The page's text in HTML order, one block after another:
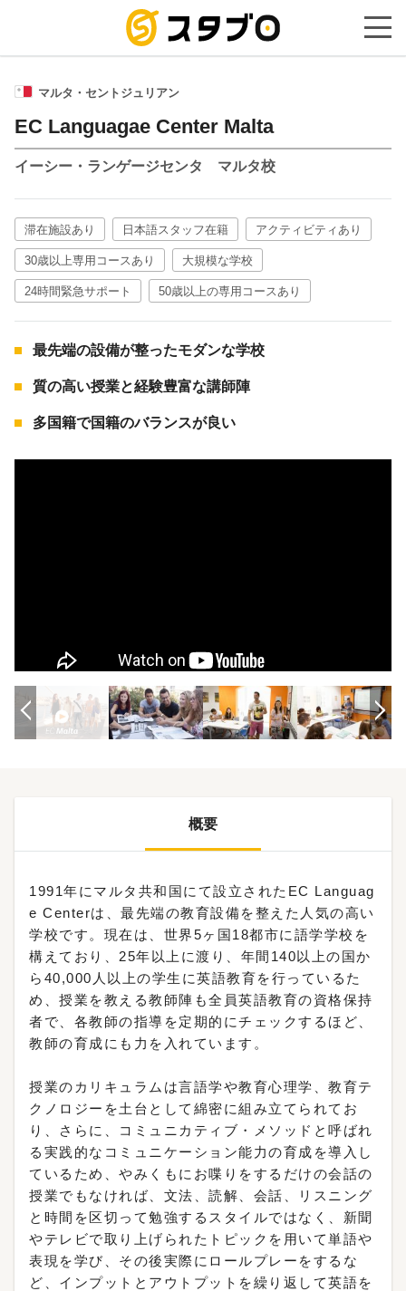
手続き
マルタ・セントジュリアン
EC Languagae Center Malta
イーシー・ランゲージセンタ マルタ校
滞在施設あり 日本語スタッフ在籍 アクティビティあり
30歳以上専用コースあり 大規模な学校
24時間緊急サポート 50歳以上の専用コースあり
最先端の設備が整ったモダンな学校
質の高い授業と経験豊富な講師陣
多国籍で国籍のバランスが良い
概要
1991年にマルタ共和国にて設立されたEC Languag
e Centerは、最先端の教育設備を整えた人気の高い
学校です。現在は、世界5ヶ国18都市に語学学校を
構えており、25年以上に渡り、年間140以上の国か
ら40,000人以上の学生に英語教育を行っているた
め、授業を教える教師陣も全員英語教育の資格保持
者で、各教師の指導を定期的にチェックするほど、
教師の育成にも力を入れています。
授業のカリキュラムは言語学や教育心理学、教育テ
クノロジーを土台として綿密に組み立てられてお
り、さらに、コミュニカティブ・メソッドと呼ばれ
る実践的なコミュニケーション能力の育成を導入し
ているため、やみくもにお喋りをするだけの会話の
授業でもなければ、文法、読解、会話、リスニング
と時間を区切って勉強するスタイルではなく、新聞
やテレビで取り上げられたトピックを用いて単語や
表現を学び、その後実際にロールプレーをするな
ど、インプットとアウトプットを繰り返して英語を